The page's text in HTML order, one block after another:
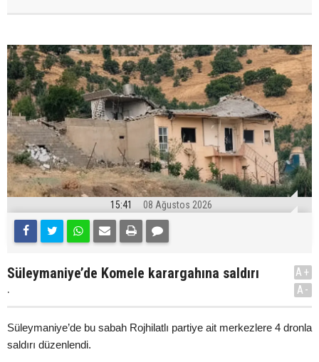
15:41 08 Ağustos 2026
Süleymaniye’de Komele karargahına saldırı
.
A+
A-
Süleymaniye’de bu sabah Rojhilatlı partiye ait merkezlere 4 dronla
saldırı düzenlendi.